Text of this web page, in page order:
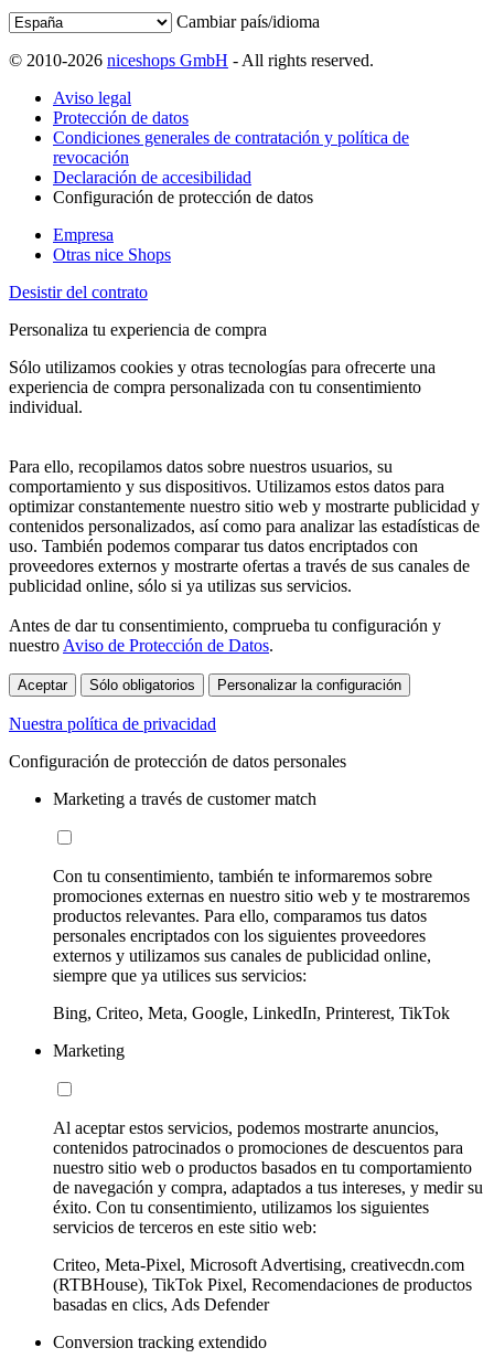
Cambiar país/idioma
© 2010-2026 niceshops GmbH - All rights reserved.
Aviso legal
Protección de datos
Condiciones generales de contratación y política de
revocación
Declaración de accesibilidad
Configuración de protección de datos
Empresa
Otras nice Shops
Desistir del contrato
Personaliza tu experiencia de compra
Sólo utilizamos cookies y otras tecnologías para ofrecerte una
experiencia de compra personalizada con tu consentimiento
individual.
Para ello, recopilamos datos sobre nuestros usuarios, su
comportamiento y sus dispositivos. Utilizamos estos datos para
optimizar constantemente nuestro sitio web y mostrarte publicidad y
contenidos personalizados, así como para analizar las estadísticas de
uso. También podemos comparar tus datos encriptados con
proveedores externos y mostrarte ofertas a través de sus canales de
publicidad online, sólo si ya utilizas sus servicios.
Antes de dar tu consentimiento, comprueba tu configuración y
nuestro Aviso de Protección de Datos.
Aceptar Sólo obligatorios Personalizar la configuración
Nuestra política de privacidad
Configuración de protección de datos personales
Marketing a través de customer match
Con tu consentimiento, también te informaremos sobre
promociones externas en nuestro sitio web y te mostraremos
productos relevantes. Para ello, comparamos tus datos
personales encriptados con los siguientes proveedores
externos y utilizamos sus canales de publicidad online,
siempre que ya utilices sus servicios:
Bing, Criteo, Meta, Google, LinkedIn, Printerest, TikTok
Marketing
Al aceptar estos servicios, podemos mostrarte anuncios,
contenidos patrocinados o promociones de descuentos para
nuestro sitio web o productos basados en tu comportamiento
de navegación y compra, adaptados a tus intereses, y medir su
éxito. Con tu consentimiento, utilizamos los siguientes
servicios de terceros en este sitio web:
Criteo, Meta-Pixel, Microsoft Advertising, creativecdn.com
(RTBHouse), TikTok Pixel, Recomendaciones de productos
basadas en clics, Ads Defender
Conversion tracking extendido